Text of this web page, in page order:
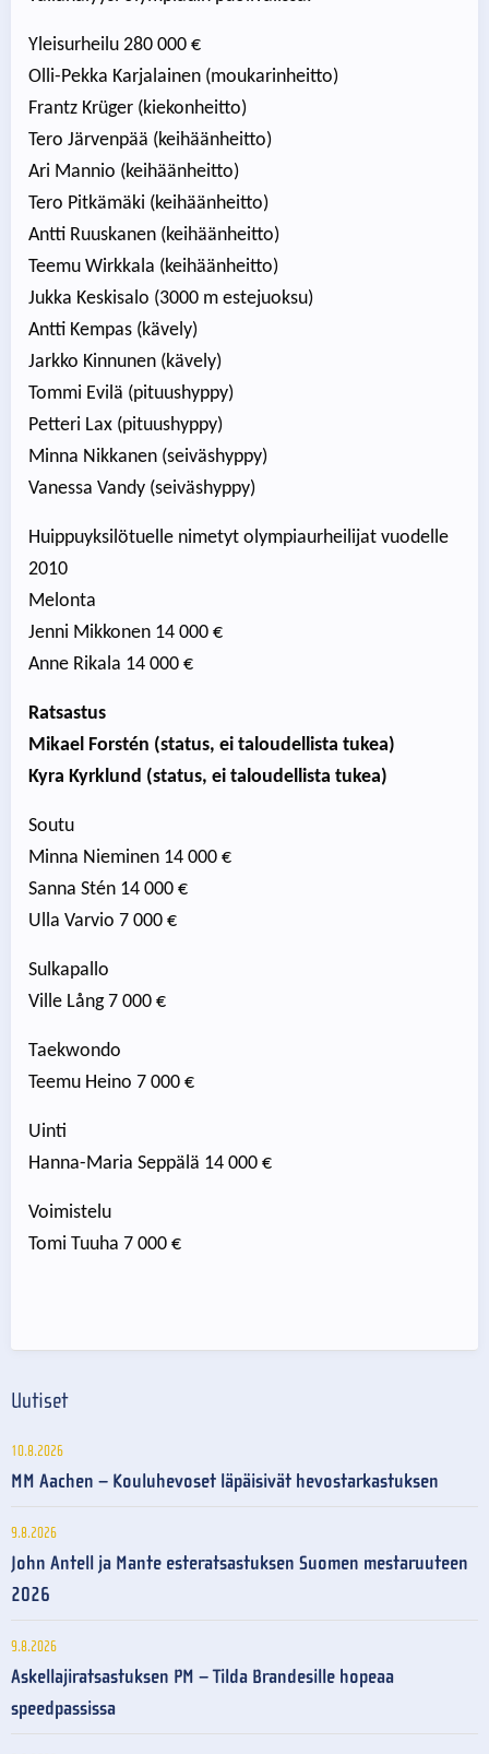
Yleisurheilu 280 000 €
Olli-Pekka Karjalainen (moukarinheitto)
Frantz Krüger (kiekonheitto)
Tero Järvenpää (keihäänheitto)
Ari Mannio (keihäänheitto)
Tero Pitkämäki (keihäänheitto)
Antti Ruuskanen (keihäänheitto)
Teemu Wirkkala (keihäänheitto)
Jukka Keskisalo (3000 m estejuoksu)
Antti Kempas (kävely)
Jarkko Kinnunen (kävely)
Tommi Evilä (pituushyppy)
Petteri Lax (pituushyppy)
Minna Nikkanen (seiväshyppy)
Vanessa Vandy (seiväshyppy)
Huippuyksilötuelle nimetyt olympiaurheilijat vuodelle
2010
Melonta
Jenni Mikkonen 14 000 €
Anne Rikala 14 000 €
Ratsastus
Mikael Forstén (status, ei taloudellista tukea)
Kyra Kyrklund (status, ei taloudellista tukea)
Soutu
Minna Nieminen 14 000 €
Sanna Stén 14 000 €
Ulla Varvio 7 000 €
Sulkapallo
Ville Lång 7 000 €
Taekwondo
Teemu Heino 7 000 €
Uinti
Hanna-Maria Seppälä 14 000 €
Voimistelu
Tomi Tuuha 7 000 €
Uutiset
10.8.2026
MM Aachen – Kouluhevoset läpäisivät hevostarkastuksen
9.8.2026
John Antell ja Mante esteratsastuksen Suomen mestaruuteen
2026
9.8.2026
Askellajiratsastuksen PM – Tilda Brandesille hopeaa
speedpassissa